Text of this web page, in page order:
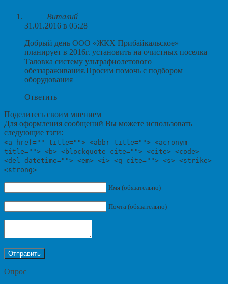
Виталий
31.01.2016 в 05:28
Добрый день ООО «ЖКХ Прибайкальское»
планирует в 2016г. установить на очистных поселка
Таловка систему ультрафиолетового
обеззараживания.Просим помочь с подбором
оборудования
Ответить
Поделитесь своим мнением
Для оформления сообщений Вы можете использовать
следующие тэги:
<a href="" title=""> <abbr title=""> <acronym
title=""> <b> <blockquote cite=""> <cite> <code>
<del datetime=""> <em> <i> <q cite=""> <s> <strike>
<strong>
Имя (обязательно)
Почта (обязательно)
Опрос